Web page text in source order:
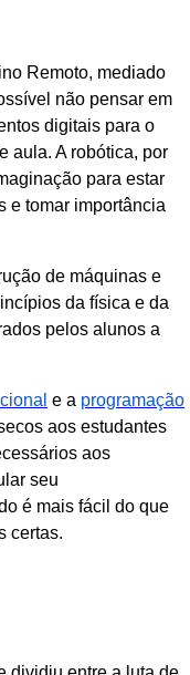
Remoto, mediado
não pensar em
digitais para o
aula. A robótica, por
para estar
e tomar importância
de máquinas e
da física e da
pelos alunos a
e a programação
aos estudantes
aos
seu
é mais fácil do que
certas.